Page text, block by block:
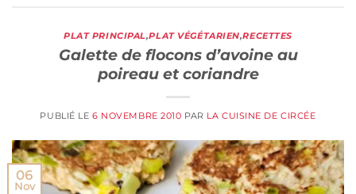
PLAT PRINCIPAL,PLAT VÉGÉTARIEN,RECETTES
Galette de flocons d’avoine au
poireau et coriandre
PUBLIÉ LE6 NOVEMBRE 2010 PAR LA CUISINE DE CIRCÉE
06
Nov